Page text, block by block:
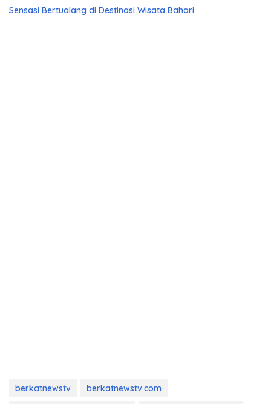
Sensasi Bertualang di Destinasi Wisata Bahari
berkatnewstv
berkatnewstv.com